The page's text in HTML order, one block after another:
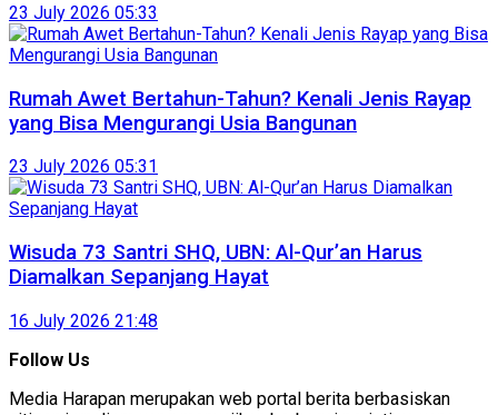
23 July 2026 05:33
Rumah Awet Bertahun-Tahun? Kenali Jenis Rayap
yang Bisa Mengurangi Usia Bangunan
23 July 2026 05:31
Wisuda 73 Santri SHQ, UBN: Al-Qur’an Harus
Diamalkan Sepanjang Hayat
16 July 2026 21:48
Follow Us
Media Harapan merupakan web portal berita berbasiskan